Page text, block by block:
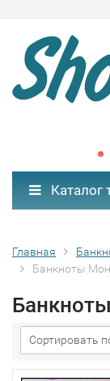
Каталог
Главная
Банкноты
Сортировать